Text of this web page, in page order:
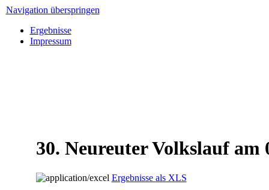
Navigation überspringen
Ergebnisse
Impressum
30. Neureuter Volkslauf am
Ergebnisse als XLS